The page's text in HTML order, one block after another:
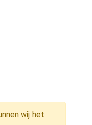
wij het